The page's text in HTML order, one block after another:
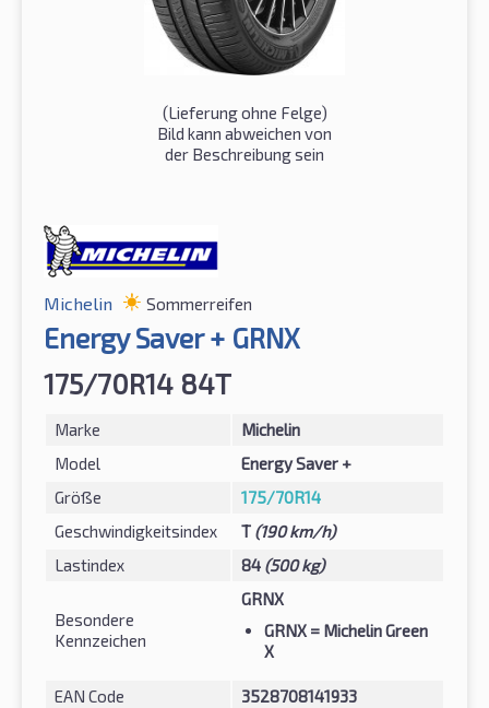
(Lieferung ohne Felge)
Bild kann abweichen von
der Beschreibung sein
Michelin Sommerreifen
Energy Saver + GRNX
175/70R14 84T
Marke
Michelin
Model
Energy Saver +
Größe
175/70R14
Geschwindigkeitsindex
T (190 km/h)
Lastindex
84 (500 kg)
Besondere
Kennzeichen
GRNX
GRNX = Michelin Green
X
EAN Code 3528708141933